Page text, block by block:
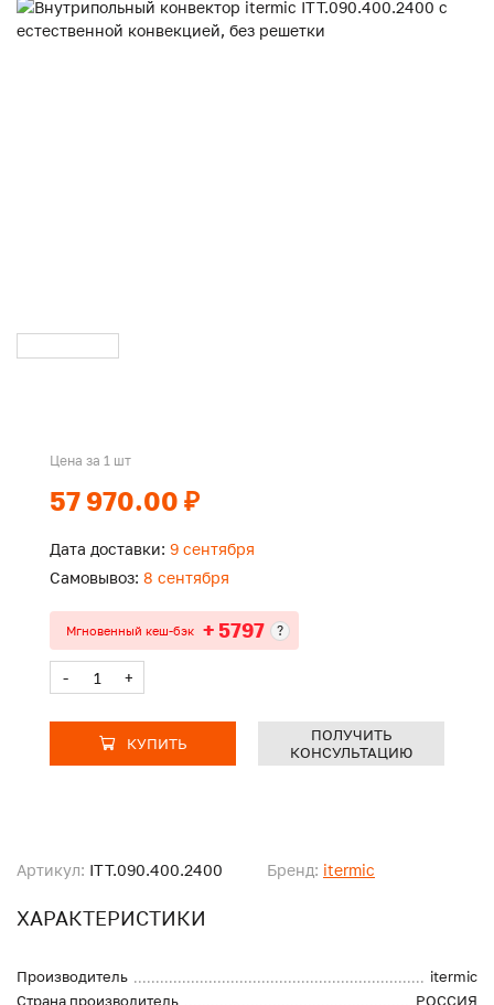
Артикул: ITT.090.400.2400 Бренд: itermic
ХАРАКТЕРИСТИКИ
Производитель
itermic
Страна производитель
РОССИЯ
Цена за 1 шт
57 970.00 ₽
Дата доставки: 9 сентября
Самовывоз: 8 сентября
Мгновенный кеш-бэк + 5797 ?
- +
КУПИТЬ
ПОЛУЧИТЬ
КОНСУЛЬТАЦИЮ